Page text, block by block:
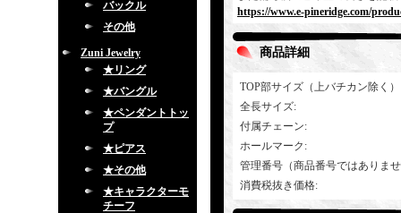
バックル
その他
Zuni Jewelry
★リング
★バングル
★ペンダントトッ
プ
★ピアス
★その他
★キャラクターモ
チーフ
https://www.e-pineridge.com/
商品詳細
TOP部サイズ（上バチカン除く）
全長サイズ:
付属チェーン:
ホールマーク :
管理番号（商品番号ではありま
消費税抜き価格: